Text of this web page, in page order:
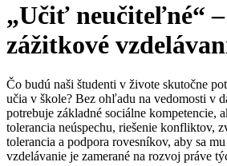
„Učiť neučiteľné“
zážitkové
Čo budú naši študenti v živote skutočne
učia v škole? Bez ohľadu na vedomosti v
potrebuje základné sociálne kompetencie,
tolerancia neúspechu, riešenie konfliktov,
tolerancia a podpora rovesníkov, aby sa
vzdelávanie je zamerané na rozvoj práve